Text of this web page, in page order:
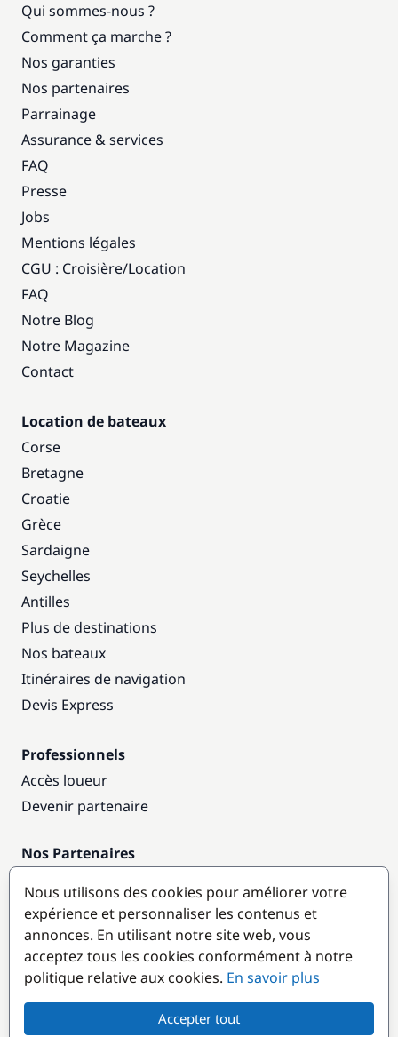
Qui sommes-nous ?
Comment ça marche ?
Nos garanties
Nos partenaires
Parrainage
Assurance & services
FAQ
Presse
Jobs
Mentions légales
CGU : Croisière/Location
FAQ
Notre Blog
Notre Magazine
Contact
Location de bateaux
Corse
Bretagne
Croatie
Grèce
Sardaigne
Seychelles
Antilles
Plus de destinations
Nos bateaux
Itinéraires de navigation
Devis Express
Professionnels
Accès loueur
Devenir partenaire
Nos Partenaires
Destinations populaires
Nous utilisons des cookies pour améliorer votre
expérience et personnaliser les contenus et
annonces. En utilisant notre site web, vous
acceptez tous les cookies conformément à notre
politique relative aux cookies. En savoir plus
Accepter tout